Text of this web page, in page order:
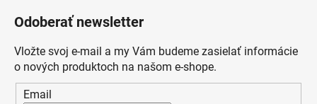
Odoberať newsletter
Vložte svoj e-mail a my Vám budeme zasielať informácie
o nových produktoch na našom e-shope.
Email